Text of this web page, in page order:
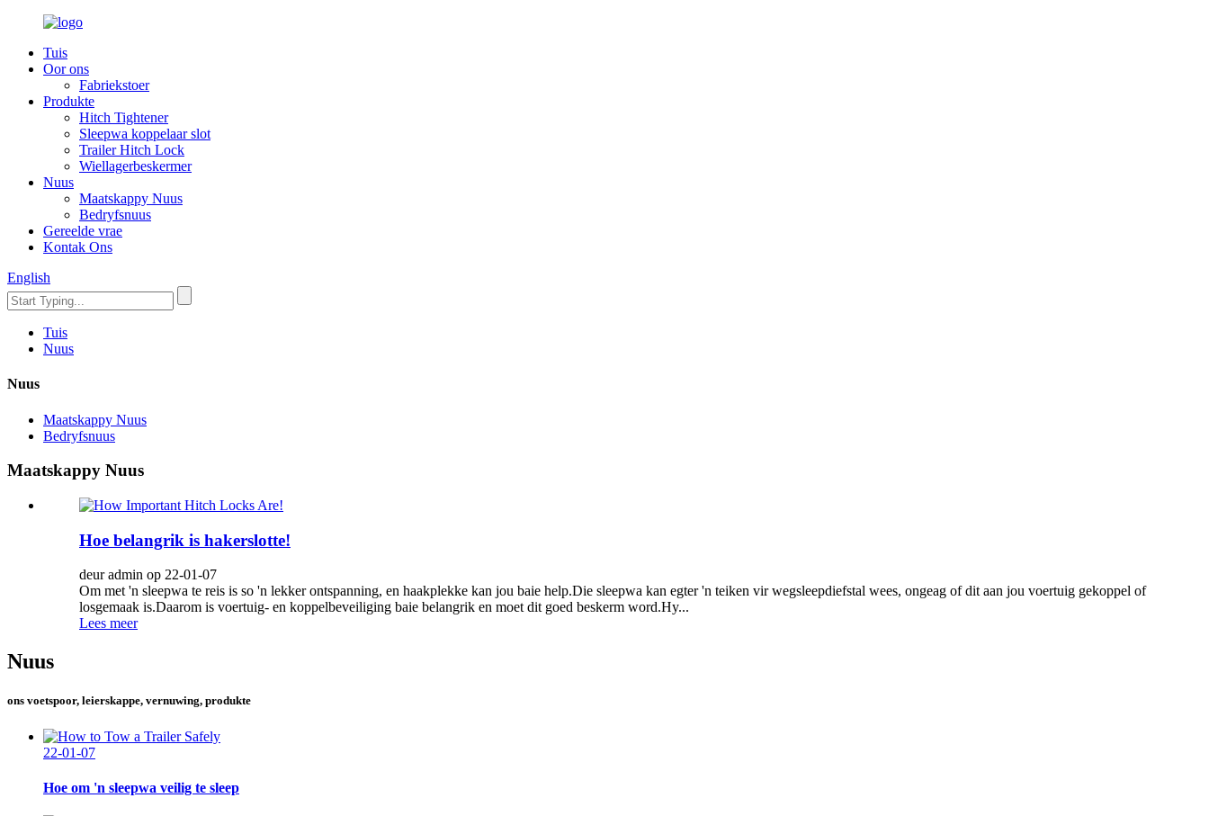
Tuis
Oor ons
Fabriekstoer
Produkte
Hitch Tightener
Sleepwa koppelaar slot
Trailer Hitch Lock
Wiellagerbeskermer
Nuus
Maatskappy Nuus
Bedryfsnuus
Gereelde vrae
Kontak Ons
English
Tuis
Nuus
Nuus
Maatskappy Nuus
Bedryfsnuus
Maatskappy Nuus
Hoe belangrik is hakerslotte!
deur admin op 22-01-07
Om met 'n sleepwa te reis is so 'n lekker ontspanning, en haakplekke kan jou baie help.Die sleepwa kan egter 'n teiken vir wegsleepdiefstal wees, ongeag of dit aan jou voertuig gekoppel of
losgemaak is.Daarom is voertuig- en koppelbeveiliging baie belangrik en moet dit goed beskerm word.Hy...
Lees meer
Nuus
ons voetspoor, leierskappe, vernuwing, produkte
22-01-07
Hoe om 'n sleepwa veilig te sleep